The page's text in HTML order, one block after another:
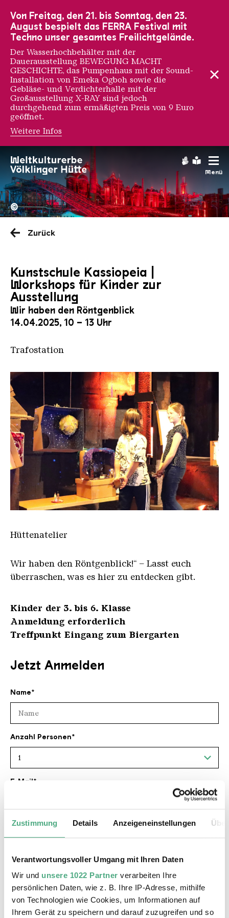
Zustimmung Details Anzeigeneinstellungen
Verantwortungsvoller Umgang mit Ihren Daten
Wir und unsere 1022 Partner verarbeiten Ihre
persönlichen Daten, wie z. B. Ihre IP-Adresse, mithilfe
von Technologien wie Cookies, um Informationen auf
Ihrem Gerät zu speichern und darauf zuzugreifen und so
Menü
Hochofengruppe in Rot
Copyright:
©
Zurück
Kunstschule Kassiopeia |
Workshops für Kinder zur
Ausstellung
Wir haben den Röntgenblick
14.04.2025, 10 – 13 Uhr
Trafostation
Wir haben den Roentgenblick
Hüttenatelier
Wir haben den Röntgenblick!“ – Lasst euch
überraschen, was es hier zu entdecken gibt.
Kinder der 3. bis 6. Klasse
Anmeldung erforderlich
Treffpunkt Eingang zum Biergarten
Jetzt Anmelden
Name
Anzahl Personen
E-Mail
Telefonnummer
Telefonnummer und Alter an und natürlich an welchem
Angebot ihr teilnehmen wollt.
Die Teilnahme ist kostenlos.
Von Freitag, den 21. bis Sonntag, den 23.
August bespielt das FERRA Festival mit
Techno unser gesamtes Freilichtgelände.
Der Wasserhochbehälter mit der
Dauerausstellung BEWEGUNG MACHT
GESCHICHTE, das Pumpenhaus mit der Sound-
Installation von Emeka Ogboh sowie die
Gebläse- und Verdichterhalle mit der
Großausstellung X-RAY sind jedoch
durchgehend zum ermäßigten Preis von 9 Euro
geöffnet.
Weitere Infos